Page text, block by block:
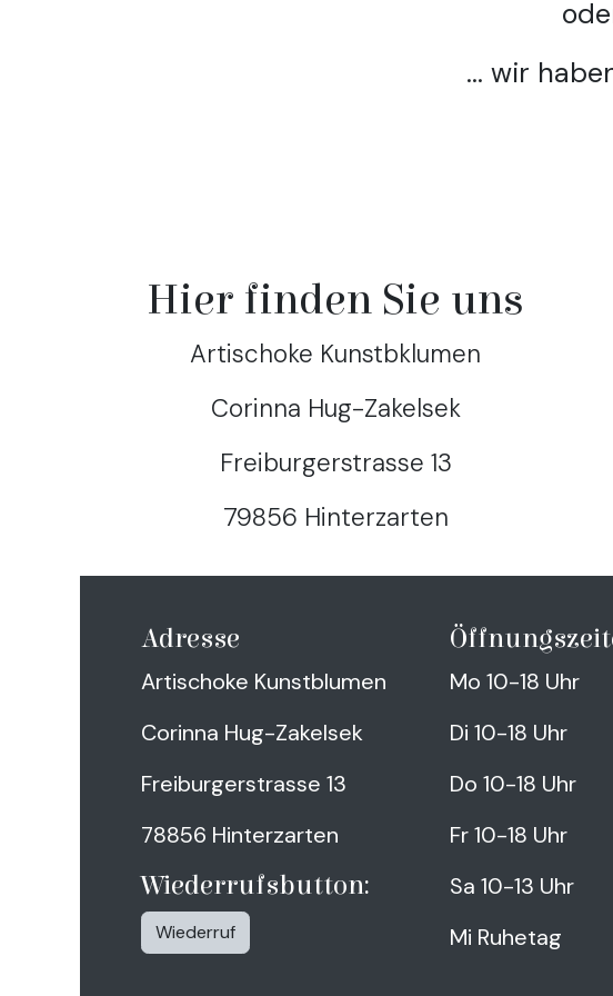
... wir
Hier finden Sie uns
Artischoke Kunstbklumen
Corinna Hug-Zakelsek
Freiburgerstrasse 13
79856 Hinterzarten
Adresse
Artischoke Kunstblumen
Corinna Hug-Zakelsek
Freiburgerstrasse 13
78856 Hinterzarten
Wiederrufsbutton:
Wiederruf
Mo 10-18 Uhr
Di 10-18 Uhr
Do 10-18 Uhr
Fr 10-18 Uhr
Sa 10-13 Uhr
Mi Ruhetag